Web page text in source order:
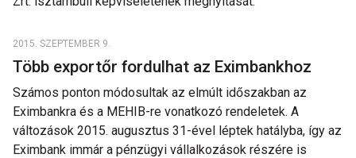
2015. SZEPTEMBER 9.
Több exportőr fordulhat az Eximbankhoz
Számos ponton módosultak az elmúlt időszakban az
Eximbankra és a MEHIB-re vonatkozó rendeletek. A
változások 2015. augusztus 31-ével léptek hatályba, így az
Eximbank immár a pénzügyi vállalkozások részére is